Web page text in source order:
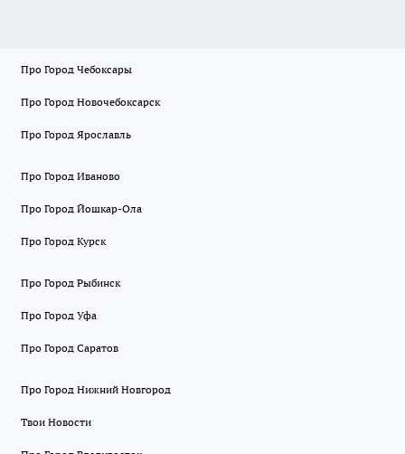
Про Город Чебоксары
Про Город Новочебоксарск
Про Город Ярославль
Про Город Иваново
Про Город Йошкар-Ола
Про Город Курск
Про Город Рыбинск
Про Город Уфа
Про Город Саратов
Про Город Нижний Новгород
Твои Новости